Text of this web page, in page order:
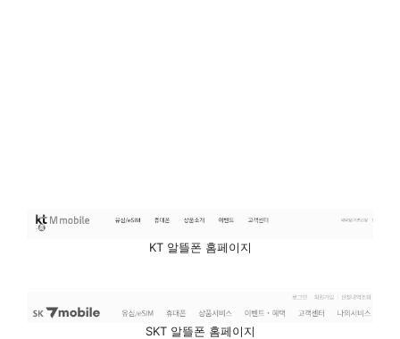
KT 알뜰폰 홈페이지
SKT 알뜰폰 홈페이지